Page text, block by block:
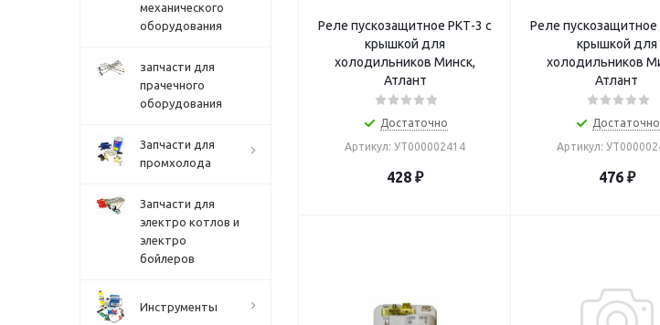
Реле пускозащитное РКТ-3 с
крышкой для
холодильников Минск,
Атлант
Достаточно
Артикул: УТ000002414
428 ₽
Реле пускозащитное
крышкой для
холодильников
Атлант
Достаточно
Артикул:
476₽
механического
оборудования
запчасти для
прачечного
оборудования
Запчасти для
промхолода
Запчасти для
электро котлов и
электро
бойлеров
Инструменты